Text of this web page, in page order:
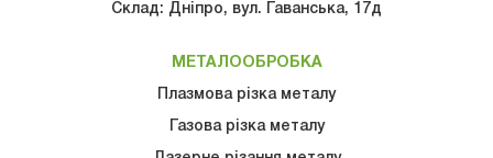
Склад: Дніпро, вул. Гаванська, 17д
МЕТАЛООБРОБКА
Плазмова різка металу
Газова рiзка металу